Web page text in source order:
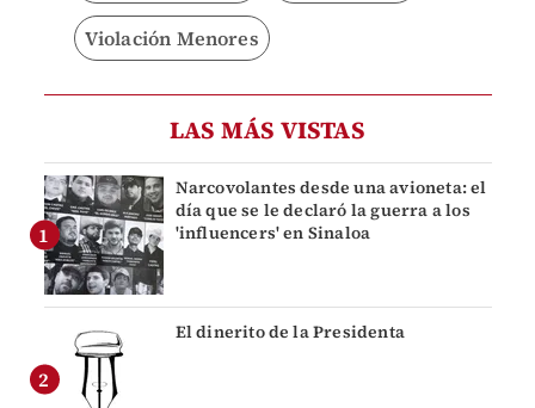
Violación Menores
LAS MÁS VISTAS
Narcovolantes desde una avioneta: el
día que se le declaró la guerra a los
'influencers' en Sinaloa
El dinerito de la Presidenta